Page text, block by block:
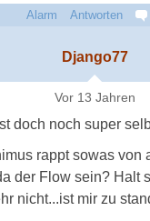
Alarm Antworten
Django77
Vor 13 Jahren
doch noch super
rappt sowas von
der Flow sein? Halt
nicht...ist mir zu